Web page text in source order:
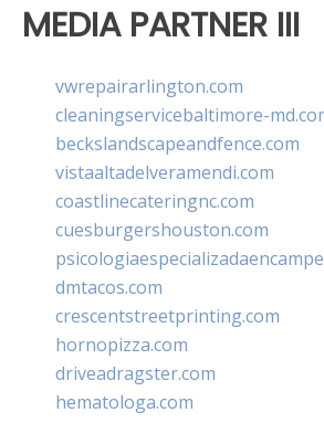
MEDIA PARTNER III
vwrepairarlington.com
cleaningservicebaltimore-
beckslandscapeandfence.com
vistaaltadelveramendi.com
coastlinecateringnc.com
cuesburgershouston.com
dmtacos.com
crescentstreetprinting.com
hornopizza.com
driveadragster.com
hematologa.com